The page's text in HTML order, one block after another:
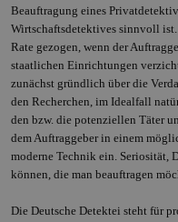
Beauftragung eines
Wirtschaftsdetektives sinnvoll
Rate gezogen, wenn der
staatlichen Einrichtungen
zunächst gründlich über die
den Recherchen, im Idealfall
den bzw. die potenziellen Täter
dem Auftraggeber in einem
moderne Technik ein. Seriosität,
können, die man beauftragen
Die Deutsche Detektei steht für